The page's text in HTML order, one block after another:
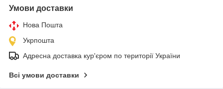
Умови доставки
Нова Пошта
Укрпошта
Адресна доставка кур'єром по території України
Всі умови доставки